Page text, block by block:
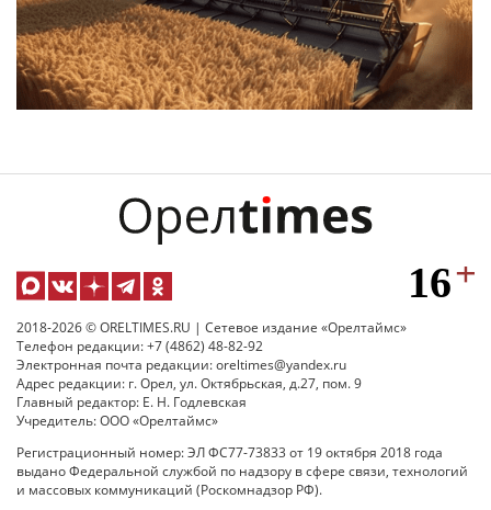
2018-2026 © ORELTIMES.RU | Сетевое издание «Орелтаймс»
Телефон редакции: +7 (4862) 48-82-92
Электронная почта редакции: oreltimes@yandex.ru
Адрес редакции: г. Орел, ул. Октябрьская, д.27, пом. 9
Главный редактор: Е. Н. Годлевская
Учредитель: ООО «Орелтаймс»
Регистрационный номер: ЭЛ ФС77-73833 от 19 октября 2018 года
выдано Федеральной службой по надзору в сфере связи, технологий
и массовых коммуникаций (Роскомнадзор РФ).